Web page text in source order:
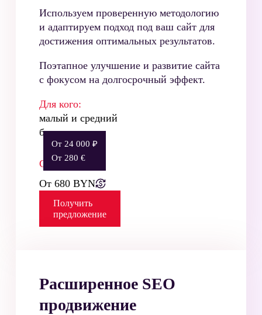
Используем проверенную методологию
и адаптируем подход под ваш сайт для
достижения оптимальных результатов.
Поэтапное улучшение и развитие сайта
с фокусом на долгосрочный эффект.
Для кого:
малый и средний
бизнес
Стоимость:
От 680 BYN
От 24 000 ₽
От 280 €
Получить
предложение
Расширенное SEO
продвижение